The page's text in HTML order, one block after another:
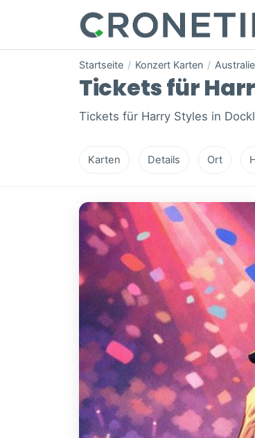
Startseite / Konzert Karten /
Tickets für
Tickets für Harry Styles in
Karten Details Ort